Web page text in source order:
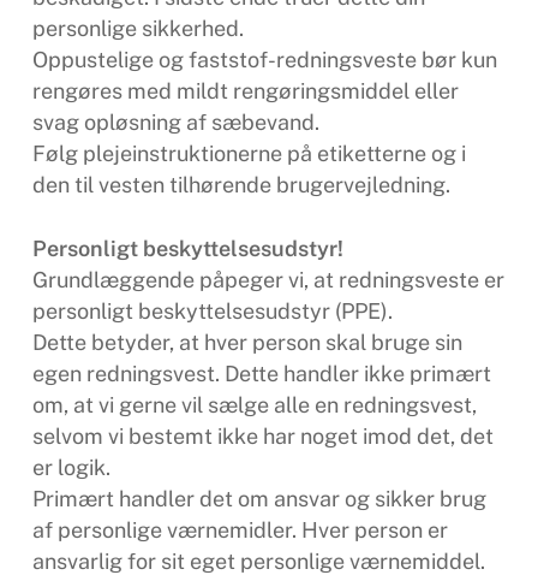
personlige sikkerhed.
Oppustelige og faststof-redningsveste bør kun
rengøres med mildt rengøringsmiddel eller
svag opløsning af sæbevand.
Følg plejeinstruktionerne på etiketterne og i
den til vesten tilhørende brugervejledning.
Personligt beskyttelsesudstyr!
Grundlæggende påpeger vi, at redningsveste er
personligt beskyttelsesudstyr (PPE).
Dette betyder, at hver person skal bruge sin
egen redningsvest. Dette handler ikke primært
om, at vi gerne vil sælge alle en redningsvest,
selvom vi bestemt ikke har noget imod det, det
er logik.
Primært handler det om ansvar og sikker brug
af personlige værnemidler. Hver person er
ansvarlig for sit eget personlige værnemiddel.